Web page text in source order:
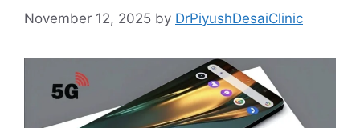
November 12, 2025 by DrPiyushDesaiClinic